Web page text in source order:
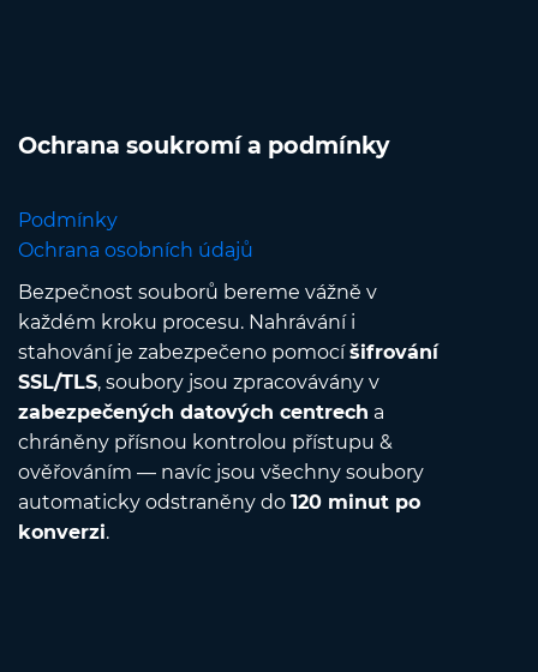
Ochrana soukromí a podmínky
Podmínky
Ochrana osobních údajů
Bezpečnost souborů bereme vážně v
každém kroku procesu. Nahrávání i
stahování je zabezpečeno pomocíšifrování
SSL/TLS, soubory jsou zpracovávány v
zabezpečených datových centrech a
chráněny přísnou kontrolou přístupu &
ověřováním — navíc jsou všechny soubory
automaticky odstraněny do 120 minut po
konverzi.